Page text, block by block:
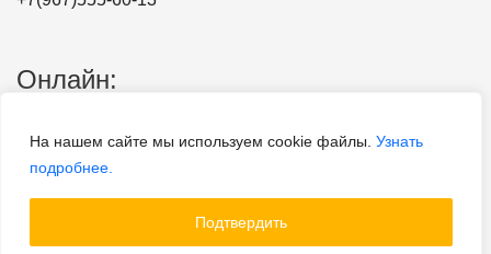
На нашем сайте мы используем cookie файлы. Узнать
подробнее.
Подтвердить
Онлайн:
Карта сайта
Блог